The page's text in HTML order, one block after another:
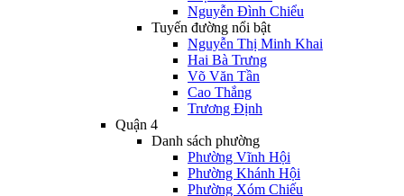
Nguyễn Đình Chiểu
Tuyến đường nổi bật
Nguyễn Thị Minh Khai
Hai Bà Trưng
Võ Văn Tần
Cao Thắng
Trương Định
Quận 4
Danh sách phường
Phường Vĩnh Hội
Phường Khánh Hội
Phường Xóm Chiếu